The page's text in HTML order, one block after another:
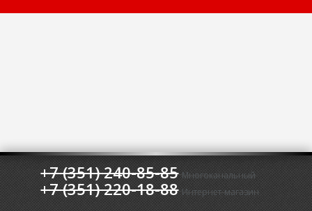
+7 (351) 240-85-85 Многоканальный
+7 (351) 220-18-88 Интернет-магазин